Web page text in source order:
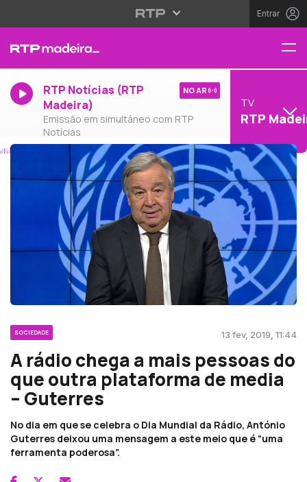
Entrar
RTP Notícias (RTP
Madeira)
Emissão em simultâneo com RTP
Notícias
NO AR
TV
RTP
SOCIEDADE 13 fev, 2019, 11:44
A rádio chega a mais pessoas do
que outra plataforma de media
– Guterres
No dia em que se celebra o Dia Mundial da Rádio, António
Guterres deixou uma mensagem a este meio que é “uma
ferramenta poderosa”.